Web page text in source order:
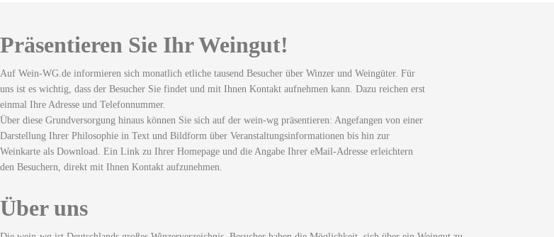
Präsentieren Sie Ihr Weingut!
Auf Wein-WG.de informieren sich monatlich etliche tausend Besucher über Winzer und Weingüter. Für
uns ist es wichtig, dass der Besucher Sie findet und mit Ihnen Kontakt aufnehmen kann. Dazu reichen erst
einmal Ihre Adresse und Telefonnummer.
Über diese Grundversorgung hinaus können Sie sich auf der wein-wg präsentieren: Angefangen von einer
Darstellung Ihrer Philosophie in Text und Bildform über Veranstaltungsinformationen bis hin zur
Weinkarte als Download. Ein Link zu Ihrer Homepage und die Angabe Ihrer eMail-Adresse erleichtern
den Besuchern, direkt mit Ihnen Kontakt aufzunehmen.
Über uns